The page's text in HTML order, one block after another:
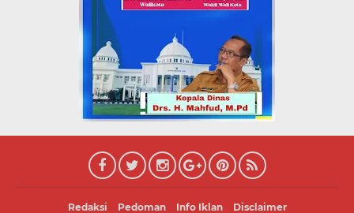
Redaksi Pedoman Info Iklan Disclaimer